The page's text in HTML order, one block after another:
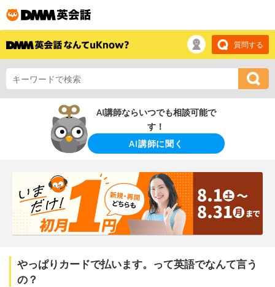
質問する
AI講師ならいつでも相談可能で
す！
AI講師に聞く
やっぱりカードで払います。って英語でなんて言う
の？